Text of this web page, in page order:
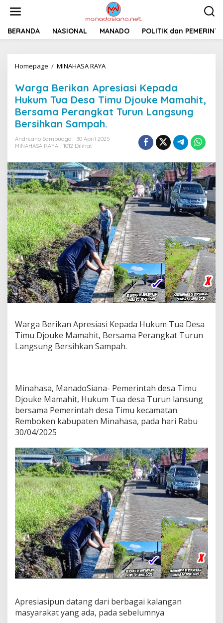
t
BERANDA NASIONAL MANADO POLITIK dan
Homepage / MINAHASA RAYA
r
g
a
B
r
i
n
A
p
r
e
s
i
a
s
i
K
e
p
a
d
a
k
u
m
e
s
a
T
i
D
j
o
u
k
e
M
a
m
a
h
i
t
,
B
r
s
a
Warga Berikan Apresiasi Kepada
Hukum Tua Desa Timu Djouke Mamahit,
Bersama Perangkat Turun Langsung
Bersihkan Sampah.
Andreano Sambuaga
30 April 2025
MINAHASA RAYA
1012 Dilihat
Warga Berikan Apresiasi Kepada Hukum Tua Desa
Timu Djouke Mamahit, Bersama Perangkat Turun
Langsung Bersihkan Sampah.
Minahasa, ManadoSiana- Pemerintah desa Timu
Djouke Mamahit, Hukum Tua desa Turun lansung
bersama Pemerintah desa Timu kecamatan
Remboken kabupaten Minahasa, pada hari Rabu
30/04/2025
Apresiasipun datang dari berbagai kalangan
masyarakat yang ada, pada sebelumnya